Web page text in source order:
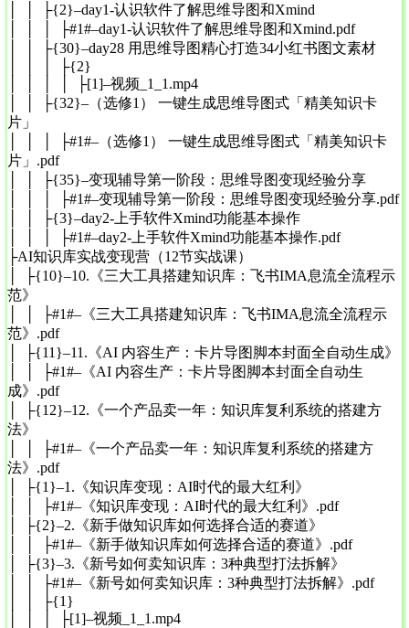
│ │ ├{2}–day1-认识软件了解思维导图和Xmind
│ │ │ ├#1#–day1-认识软件了解思维导图和Xmind.pdf
│ │ ├{30}–day28 用思维导图精心打造34小红书图文素材
│ │ │ ├{2}
│ │ │ │ ├[1]–视频_1_1.mp4
│ │ ├{32}–（选修1） 一键生成思维导图式「精美知识卡
片」
│ │ │ ├#1#–（选修1） 一键生成思维导图式「精美知识卡
片」.pdf
│ │ ├{35}–变现辅导第一阶段：思维导图变现经验分享
│ │ │ ├#1#–变现辅导第一阶段：思维导图变现经验分享.pdf
│ │ ├{3}–day2-上手软件Xmind功能基本操作
│ │ │ ├#1#–day2-上手软件Xmind功能基本操作.pdf
├AI知识库实战变现营（12节实战课）
│ ├{10}–10.《三大工具搭建知识库：飞书IMA息流全流程示
范》
│ │ ├#1#–《三大工具搭建知识库：飞书IMA息流全流程示
范》.pdf
│ ├{11}–11.《AI 内容生产：卡片导图脚本封面全自动生成》
│ │ ├#1#–《AI 内容生产：卡片导图脚本封面全自动生
成》.pdf
│ ├{12}–12.《一个产品卖一年：知识库复利系统的搭建方
法》
│ │ ├#1#–《一个产品卖一年：知识库复利系统的搭建方
法》.pdf
│ ├{1}–1.《知识库变现：AI时代的最大红利》
│ │ ├#1#–《知识库变现：AI时代的最大红利》.pdf
│ ├{2}–2.《新手做知识库如何选择合适的赛道》
│ │ ├#1#–《新手做知识库如何选择合适的赛道》.pdf
│ ├{3}–3.《新号如何卖知识库：3种典型打法拆解》
│ │ ├#1#–《新号如何卖知识库：3种典型打法拆解》.pdf
│ │ ├{1}
│ │ │ ├[1]–视频_1_1.mp4